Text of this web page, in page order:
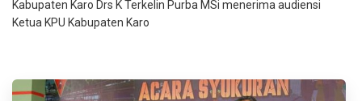
Kabupaten Karo Drs K Terkelin Purba MSi menerima audiensi
Ketua KPU Kabupaten Karo